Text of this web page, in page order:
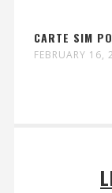
CARTE SIM
FEBRUARY 16,